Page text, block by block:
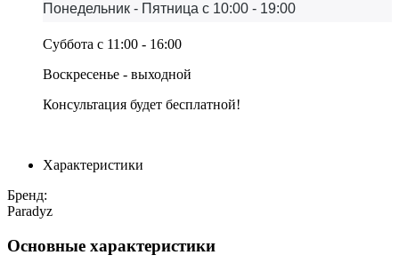
Понедельник - Пятница с 10:00 - 19:00
Суббота с 11:00 - 16:00
Воскресенье - выходной
Консультация будет бесплатной!
Характеристики
Бренд:
Paradyz
Основные характеристики